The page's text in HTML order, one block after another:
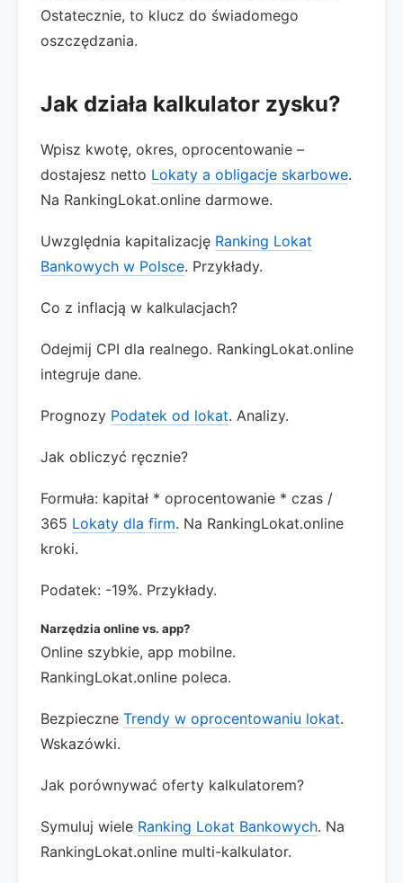
Ostatecznie, to klucz do świadomego
oszczędzania.
Jak działa kalkulator zysku?
Wpisz kwotę, okres, oprocentowanie –
dostajesz netto Lokaty a obligacje skarbowe.
Na RankingLokat.online darmowe.
Uwzględnia kapitalizację Ranking Lokat
Bankowych w Polsce. Przykłady.
Co z inflacją w kalkulacjach?
Odejmij CPI dla realnego. RankingLokat.online
integruje dane.
Prognozy Podatek od lokat. Analizy.
Jak obliczyć ręcznie?
Formuła: kapitał * oprocentowanie * czas /
365 Lokaty dla firm. Na RankingLokat.online
kroki.
Podatek: -19%. Przykłady.
Narzędzia online vs. app?
Online szybkie, app mobilne.
RankingLokat.online poleca.
Bezpieczne Trendy w oprocentowaniu lokat.
Wskazówki.
Jak porównywać oferty kalkulatorem?
Symuluj wiele Ranking Lokat Bankowych. Na
RankingLokat.online multi-kalkulator.